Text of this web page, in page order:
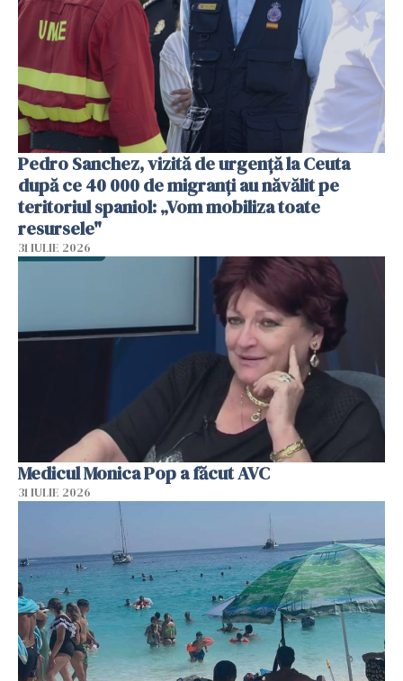
Pedro Sanchez, vizită de urgență la Ceuta
după ce 40 000 de migranți au năvălit pe
teritoriul spaniol: „Vom mobiliza toate
resursele"
31 IULIE 2026
Medicul Monica Pop a făcut AVC
31 IULIE 2026